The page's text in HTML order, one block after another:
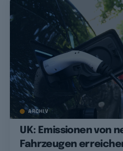
ARCHIV
UK: Emissionen von
Fahrzeugen